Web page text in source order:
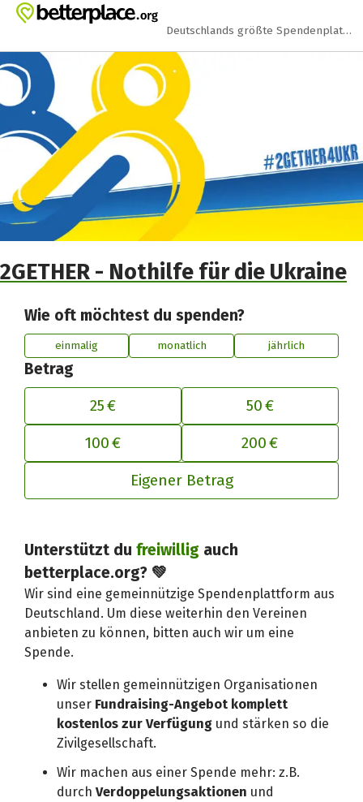
Zum Hauptinhalt springen
Erklärung zur Barrierefreiheit anzeigen
Deutschlands größte Spendenplattform
2GETHER - Nothilfe für die Ukraine
Wie oft möchtest du spenden?
einmalig monatlich jährlich
Betrag
25 €
50 €
100 € 200 €
Eigener Betrag
Unterstützt dufreiwillig auch
betterplace.org? 💚
Wir sind eine gemeinnützige Spendenplattform aus
Deutschland. Um diese weiterhin den Vereinen
anbieten zu können, bitten auch wir um eine
Spende.
Wir stellen gemeinnützigen Organisationen
unser Fundraising-Angebot komplett
kostenlos zur Verfügung und stärken so die
Zivilgesellschaft.
Wir machen aus einer Spende mehr: z.B.
durchVerdoppelungsaktionen und
Deinen Beitrag an betterplace